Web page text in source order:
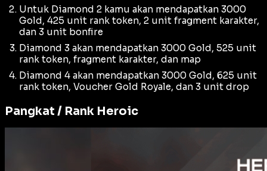
Untuk Diamond 2 kamu akan mendapatkan 3000
Gold, 425 unit rank token, 2 unit fragment karakter,
dan 3 unit bonfire
Diamond 3 akan mendapatkan 3000 Gold, 525 unit
rank token, fragment karakter, dan map
Diamond 4 akan mendapatkan 3000 Gold, 625 unit
rank token, Voucher Gold Royale, dan 3 unit drop
Pangkat / Rank Heroic